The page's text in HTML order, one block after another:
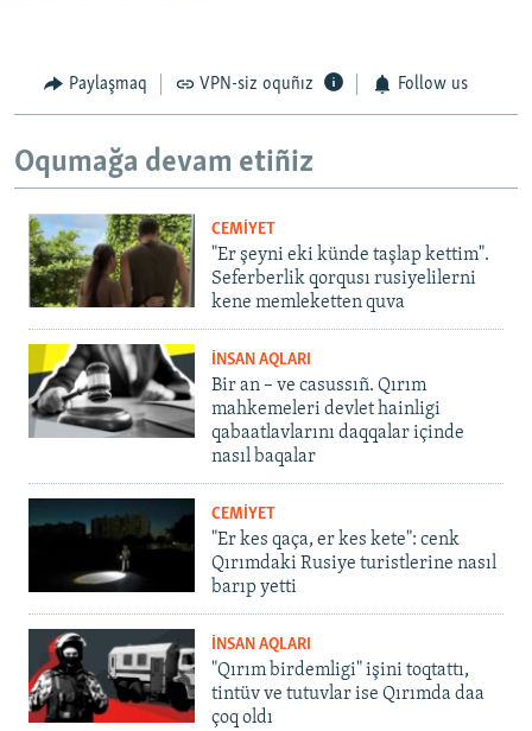
Paylaşmaq VPN-siz oquñız Follow us
Oqumağa devam etiñiz
CEMİYET
"Er şeyni eki künde taşlap kettim".
Seferberlik qorqusı rusiyelilerni
kene memleketten quva
İNSAN AQLARI
Bir an – ve casussıñ. Qırım
mahkemeleri devlet hainligi
qabaatlavlarını daqqalar içinde
nasıl baqalar
CEMİYET
"Er kes qaça, er kes kete": cenk
Qırımdaki Rusiye turistlerine nasıl
barıp yetti
İNSAN AQLARI
"Qırım birdemligi" işini toqtattı,
tintüv ve tutuvlar ise Qırımda daa
çoq oldı